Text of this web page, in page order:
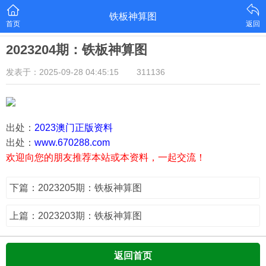
首页
铁板神算图
返回
2023204期：铁板神算图
发表于：2025-09-28 04:45:15 311136
出处： 2023澳门正版资料
出处： www.670288.com
欢迎向您的朋友推荐本站或本资料，一起交流！
下篇：2023205期：铁板神算图
上篇：2023203期：铁板神算图
返回首页